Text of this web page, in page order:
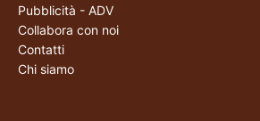
Pubblicità - ADV
Collabora con noi
Contatti
Chi siamo